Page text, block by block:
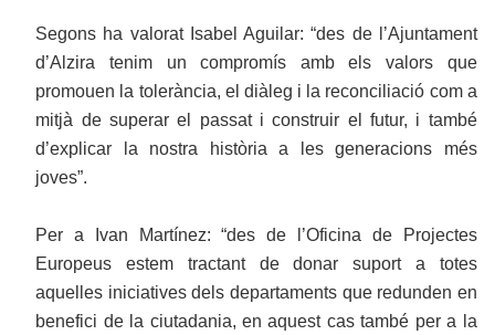
Segons ha valorat Isabel Aguilar: “des de l’Ajuntament
d’Alzira tenim un compromís amb els valors que
promouen la tolerància, el diàleg i la reconciliació com a
mitjà de superar el passat i construir el futur, i també
d’explicar la nostra història a les generacions més
joves”.
Per a Ivan Martínez: “des de l’Oficina de Projectes
Europeus estem tractant de donar suport a totes
aquelles iniciatives dels departaments que redunden en
benefici de la ciutadania, en aquest cas també per a la